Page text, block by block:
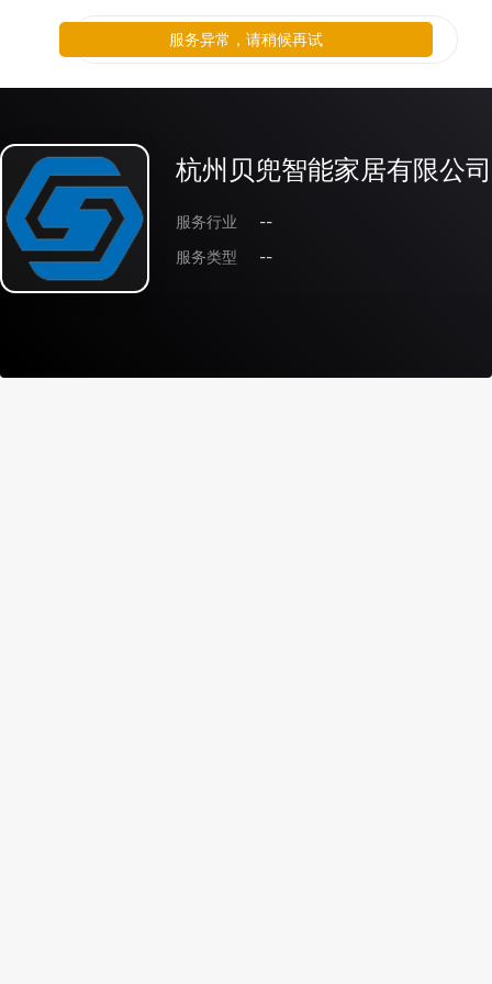
杭州贝兜智能家居有限公司
服务行业
--
服务类型
--
服务异常，请稍候再试